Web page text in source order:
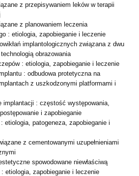
z przepisywaniem leków w terapii
z planowaniem leczenia
: etiologia, zapobieganie i leczenie
implantologicznych związana z dwu
obrazowania
: etiologia, zapobieganie i leczenie
: odbudowa protetyczna na
z uszkodzonymi platformami i
implantacji : częstość występowania,
i zapobieganie
etiologia, patogeneza, zapobieganie i
z cementowanymi uzupełnieniami
spowodowane niewłaściwą
etiologia, zapobieganie i leczenie